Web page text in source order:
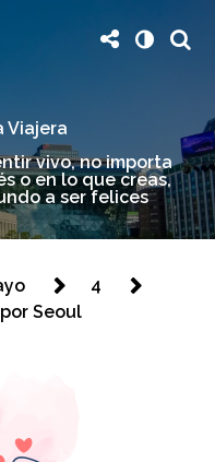
Viajera
vivo, no importa
o en lo que creas,
a ser felices
4
Seoul